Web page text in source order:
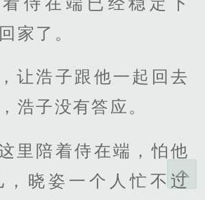
家了。
让浩子跟他一起回去
浩子没有答应。
里陪着侍在端，怕他
，晓姿一个人忙不过